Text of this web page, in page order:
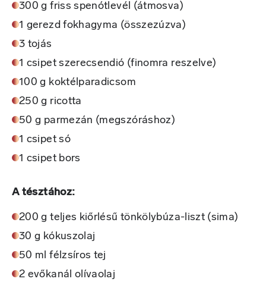
300 g friss spenótlevél (átmosva)
1 gerezd fokhagyma (összezúzva)
3 tojás
1 csipet szerecsendió (finomra reszelve)
100 g koktélparadicsom
250 g ricotta
50 g parmezán (megszóráshoz)
1 csipet só
1 csipet bors
A tésztához:
200 g teljes kiőrlésű tönkölybúza-liszt (sima)
30 g kókuszolaj
50 ml félzsíros tej
2 evőkanál olívaolaj